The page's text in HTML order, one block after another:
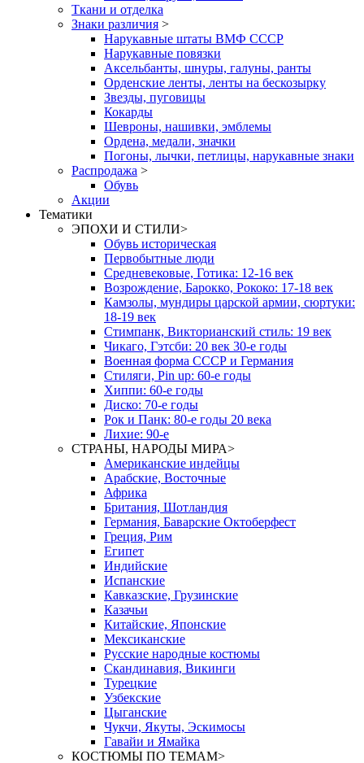
Ткани и отделка
Знаки различия >
Нарукавные штаты ВМФ СССР
Нарукавные повязки
Аксельбанты, шнуры, галуны, ранты
Орденские ленты, ленты на бескозырку
Звезды, пуговицы
Кокарды
Шевроны, нашивки, эмблемы
Ордена, медали, значки
Погоны, лычки, петлицы, нарукавные знаки
Распродажа >
Обувь
Акции
Тематики
ЭПОХИ И СТИЛИ>
Обувь историческая
Первобытные люди
Средневековые, Готика: 12-16 век
Возрождение, Барокко, Рококо: 17-18 век
Камзолы, мундиры царской армии, сюртуки:
18-19 век
Стимпанк, Викторианский стиль: 19 век
Чикаго, Гэтсби: 20 век 30-е годы
Военная форма СССР и Германия
Стиляги, Pin up: 60-е годы
Хиппи: 60-е годы
Диско: 70-е годы
Рок и Панк: 80-е годы 20 века
Лихие: 90-е
СТРАНЫ, НАРОДЫ МИРА>
Американские индейцы
Арабские, Восточные
Африка
Британия, Шотландия
Германия, Баварские Октоберфест
Греция, Рим
Египет
Индийские
Испанские
Кавказские, Грузинские
Казачьи
Китайские, Японские
Мексиканские
Русские народные костюмы
Скандинавия, Викинги
Турецкие
Узбекские
Цыганские
Чукчи, Якуты, Эскимосы
Гавайи и Ямайка
КОСТЮМЫ ПО ТЕМАМ>